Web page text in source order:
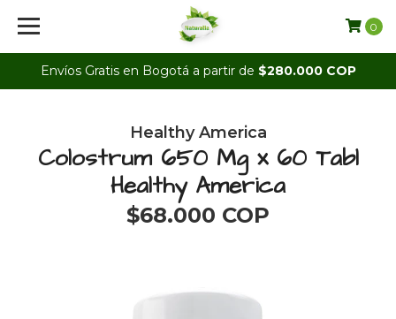
Envíos Gratis en Bogotá a partir de $280.000 COP
0
Healthy America
Colostrum 650 Mg x 60 Tabl
Healthy America
$68.000 COP